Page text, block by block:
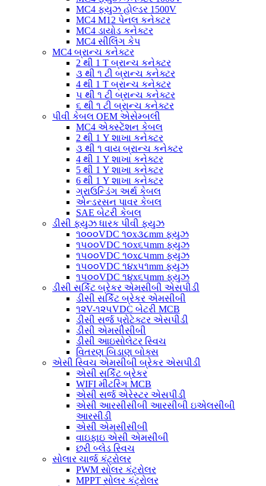
MC4 ફ્યુઝ હોલ્ડર 1500V
MC4 M12 પેનલ કનેક્ટર
MC4 ડાયોડ કનેક્ટર
MC4 સીલિંગ કેપ
MC4 બ્રાન્ચ કનેક્ટર
2 થી 1 T બ્રાન્ચ કનેક્ટર
૩ થી ૧ ટી બ્રાન્ચ કનેક્ટર
4 થી 1 T બ્રાન્ચ કનેક્ટર
૫ થી ૧ ટી બ્રાન્ચ કનેક્ટર
૬ થી ૧ ટી બ્રાન્ચ કનેક્ટર
પીવી કેબલ OEM એસેમ્બલી
MC4 એક્સ્ટેંશન કેબલ
2 થી 1 Y શાખા કનેક્ટર
૩ થી ૧ વાય બ્રાન્ચ કનેક્ટર
4 થી 1 Y શાખા કનેક્ટર
5 થી 1 Y શાખા કનેક્ટર
6 થી 1 Y શાખા કનેક્ટર
ગ્રાઉન્ડિંગ અર્થ કેબલ
એન્ડરસન પાવર કેબલ
SAE બેટરી કેબલ
ડીસી ફ્યુઝ ધારક પીવી ફ્યુઝ
૧૦૦૦VDC ૧૦x૩૮mm ફ્યુઝ
૧૫૦૦VDC ૧૦x૬૫mm ફ્યુઝ
૧૫૦૦VDC ૧૦x૮૫mm ફ્યુઝ
૧૫૦૦VDC ૧૪x૫૧mm ફ્યુઝ
૧૫૦૦VDC ૧૪x૬૫mm ફ્યુઝ
ડીસી સર્કિટ બ્રેકર એમસીબી એસપીડી
ડીસી સર્કિટ બ્રેકર એમસીબી
૧૨V-૧૨૫VDC બેટરી MCB
ડીસી સર્જ પ્રોટેક્ટર એસપીડી
ડીસી એમસીસીબી
ડીસી આઇસોલેટર સ્વિચ
વિતરણ બિડાણ બોક્સ
એસી સ્વિચ એમસીબી બ્રેકર એસપીડી
એસી સર્કિટ બ્રેકર
WIFI મીટરિંગ MCB
એસી સર્જ એરેસ્ટર એસપીડી
એસી આરસીસીબી આરસીબી ઇએલસીબી
આરસીડી
એસી એમસીસીબી
વાઇફાઇ એસી એમસીબી
છરી બ્લેડ સ્વિચ
સોલાર ચાર્જ કંટ્રોલર
PWM સોલર કંટ્રોલર
MPPT સોલર કંટ્રોલર